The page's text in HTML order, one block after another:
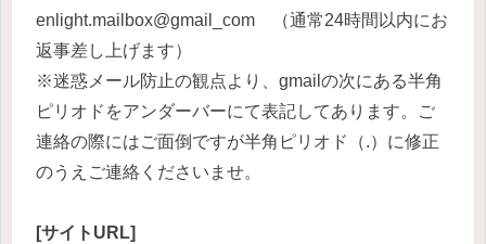
enlight.mailbox@gmail_com （通常24時間以内にお
返事差し上げます）
※迷惑メール防止の観点より、gmailの次にある半角
ピリオドをアンダーバーにて表記してあります。ご
連絡の際にはご面倒ですが半角ピリオド（.）に修正
のうえご連絡くださいませ。
[サイトURL]